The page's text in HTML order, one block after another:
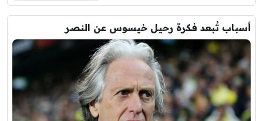
أسباب تُبعد فكرة رحيل خيسوس عن النصر